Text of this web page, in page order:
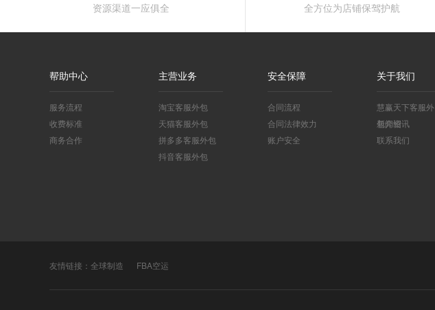
资源渠道一应俱全
全方位为店铺保驾护航
帮助中心
服务流程
收费标准
商务合作
主营业务
淘宝客服外包
天猫客服外包
拼多多客服外包
抖音客服外包
安全保障
合同流程
合同法律效力
账户安全
关于我们
慧赢天下客服外
包介绍
新闻资讯
联系我们
友情链接： 全球制造 FBA空运